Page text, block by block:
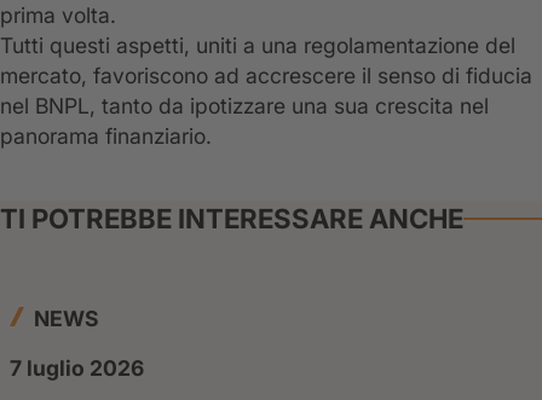
prima volta.
Tutti questi aspetti, uniti a una regolamentazione del
mercato, favoriscono ad accrescere il senso di fiducia
nel BNPL, tanto da ipotizzare una sua crescita nel
panorama finanziario.
TI POTREBBE INTERESSARE ANCHE
NEWS
7 luglio 2026